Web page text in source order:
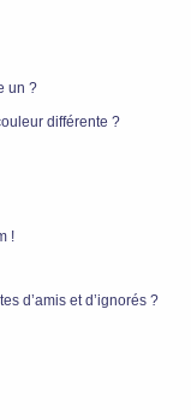
un ?
différente ?
!
d’amis et d’ignorés ?